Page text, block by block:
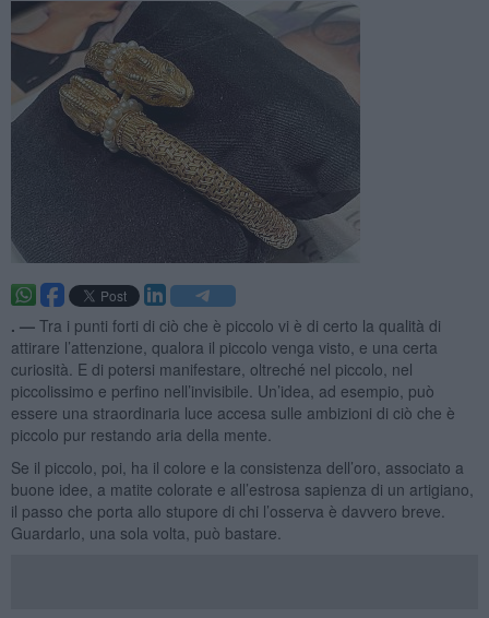
. — Tra i punti forti di ciò che è piccolo vi è di certo la qualità di
attirare l’attenzione, qualora il piccolo venga visto, e una certa
curiosità. E di potersi manifestare, oltreché nel piccolo, nel
piccolissimo e perfino nell’invisibile. Un’idea, ad esempio, può
essere una straordinaria luce accesa sulle ambizioni di ciò che è
piccolo pur restando aria della mente.
Se il piccolo, poi, ha il colore e la consistenza dell’oro, associato a
buone idee, a matite colorate e all’estrosa sapienza di un artigiano,
il passo che porta allo stupore di chi l’osserva è davvero breve.
Guardarlo, una sola volta, può bastare.